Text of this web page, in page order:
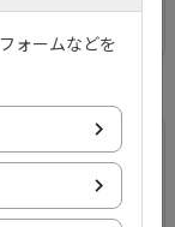
ォームなどを